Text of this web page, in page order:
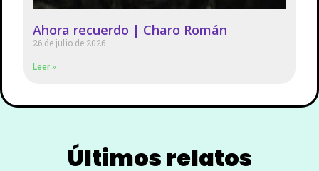
Ahora recuerdo | Charo Román
26 de julio de 2026
Leer »
Últimos relatos